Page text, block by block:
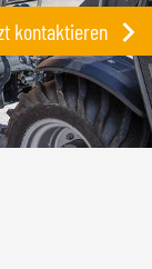
kontaktieren